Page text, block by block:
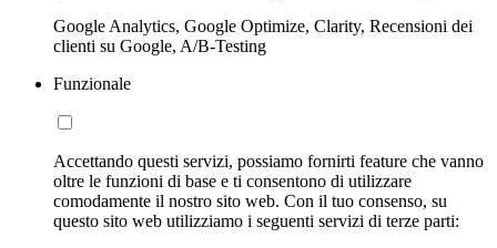
Google Analytics, Google Optimize, Clarity, Recensioni dei
clienti su Google, A/B-Testing
Funzionale
Accettando questi servizi, possiamo fornirti feature che vanno
oltre le funzioni di base e ti consentono di utilizzare
comodamente il nostro sito web. Con il tuo consenso, su
questo sito web utilizziamo i seguenti servizi di terze parti: